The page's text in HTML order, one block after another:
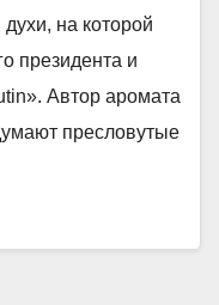
на которой
президента и
Автор аромата
пресловутые